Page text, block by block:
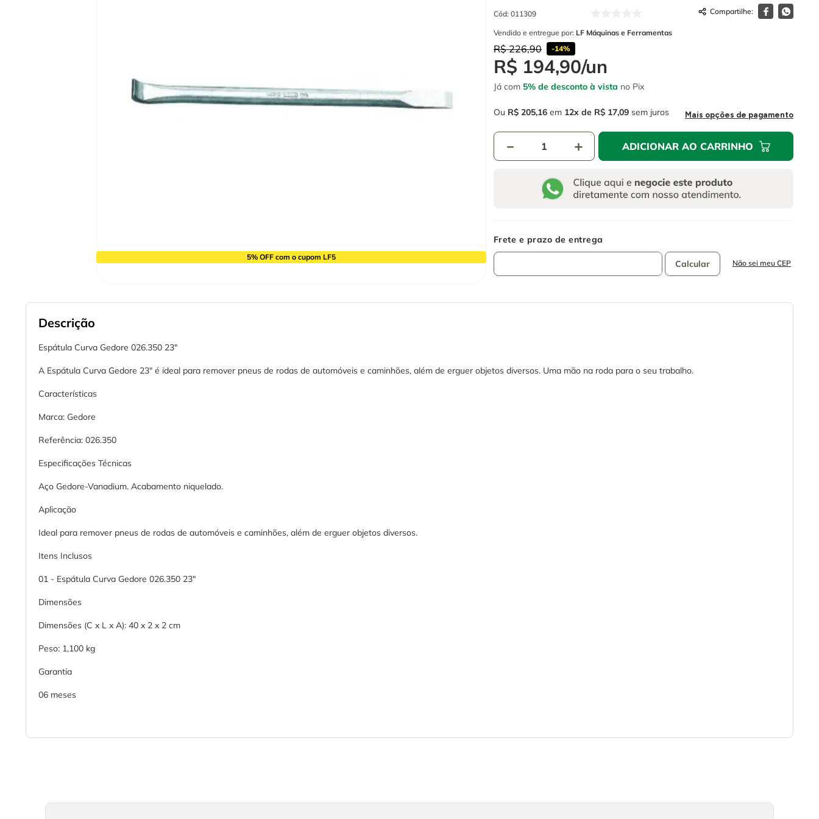
5% OFF com o cupom LF5
Cód: 011309
Vendido e entregue por: LF Máquinas e Ferramentas
R$ 226,90 -14%
R$ 194,90/un
Já com 5% de desconto à vista no Pix
Ou R$ 205,16 em 12 R$ 17,09 sem juros Mais opções de pagamento
＋
－ ADICIONAR AO CARRINHO
Não sei meu CEP
Descrição
Espátula Curva Gedore 026.350 23"
A Espátula Curva Gedore 23" é ideal para remover pneus de rodas de automóveis e caminhões, além de erguer objetos diversos. Uma mão na roda para o seu trabalho.
Características
Marca: Gedore
Referência: 026.350
Especificações Técnicas
Aço Gedore-Vanadium. Acabamento niquelado.
Aplicação
Ideal para remover pneus de rodas de automóveis e caminhões, além de erguer objetos diversos.
Itens Inclusos
01 - Espátula Curva Gedore 026.350 23"
Dimensões
Dimensões (C x L x A): 40 x 2 x 2 cm
Peso: 1,100 kg
Garantia
06 meses